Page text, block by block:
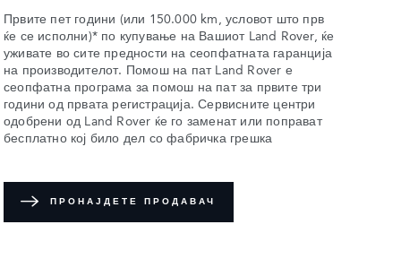
Првите пет години (или 150.000 km, условот што прв
ќе се исполни)* по купување на Вашиот Land Rover, ќе
уживате во сите предности на сеопфатната гаранција
на производителот. Помош на пат Land Rover е
сеопфатна програма за помош на пат за првите три
години од првата регистрација. Сервисните центри
одобрени од Land Rover ќе го заменат или поправат
бесплатно кој било дел со фабричка грешка
ПРОНАЈДЕТЕ ПРОДАВАЧ